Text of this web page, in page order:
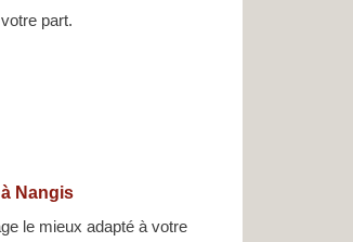
part.
Nangis
le mieux adapté à votre